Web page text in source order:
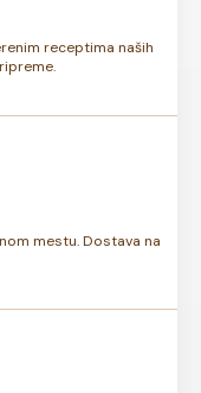
receptima naših
mestu. Dostava na